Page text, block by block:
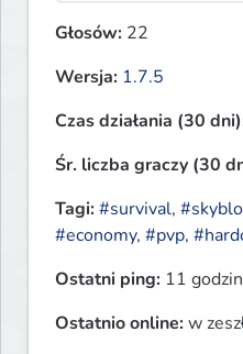
Głosów: 22
Wersja: 1.7.5
Czas działania (30
Śr. liczba graczy (30
Tagi:#survival,
#economy, #pvp,
Ostatni ping: 11
Ostatnio online:w